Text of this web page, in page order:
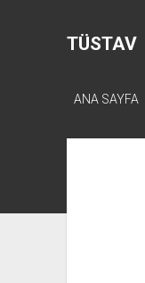
TÜSTAV
ANA SAYFA